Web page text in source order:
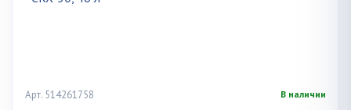
Арт. 514261758 В наличии